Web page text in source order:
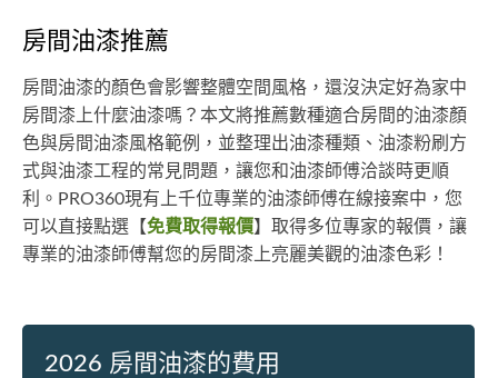
房間油漆推薦
房間油漆的顏色會影響整體空間風格，還沒決定好為家中
房間漆上什麼油漆嗎？本文將推薦數種適合房間的油漆顏
色與房間油漆風格範例，並整理出油漆種類、油漆粉刷方
式與油漆工程的常見問題，讓您和油漆師傅洽談時更順
利。PRO360現有上千位專業的油漆師傅在線接案中，您
可以直接點選【免費取得報價】取得多位專家的報價，讓
專業的油漆師傅幫您的房間漆上亮麗美觀的油漆色彩！
2026 房間油漆的費用